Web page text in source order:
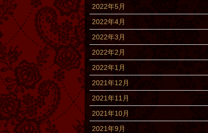
2022年5月
2022年4月
2022年3月
2022年2月
2022年1月
2021年12月
2021年11月
2021年10月
2021年9月